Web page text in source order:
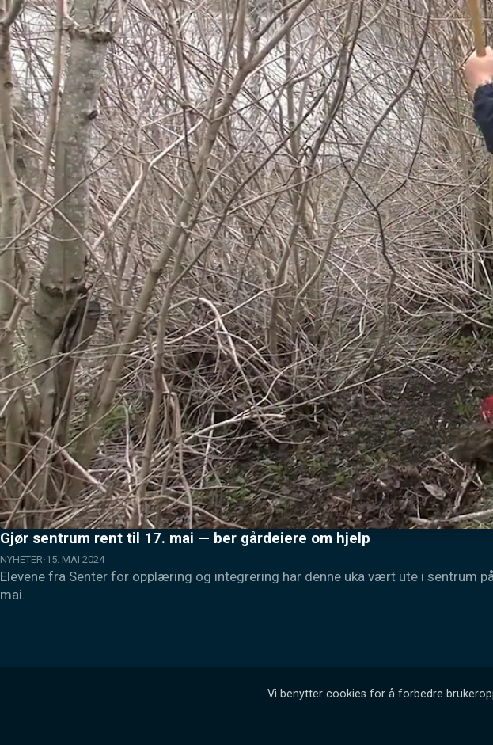
Gjør sentrum rent til 17. mai — ber gårdeiere om hjelp
NYHETER 15. MAI 2024
Elevene fra Senter for opplæring og integrering har denne uka vært ute i sentrum
mai.
Vi benytter cookies for å forbedre